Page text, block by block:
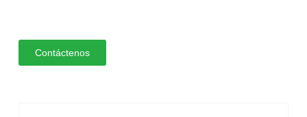
Contáctenos